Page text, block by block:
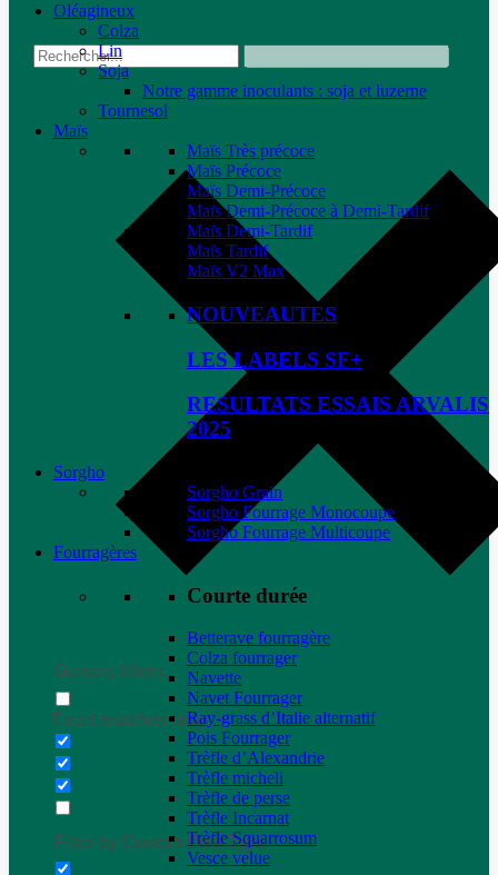
Generic filters
Exact matches only
Filter by Custom Post Type
Oléagineux
Colza
Lin
Soja
Notre gamme inoculants : soja et luzerne
Tournesol
Maïs
Maïs Très précoce
Maïs Précoce
Maïs Demi-Précoce
Maïs Demi-Précoce à Demi-Tardif
Maïs Demi-Tardif
Maïs Tardif
Maïs V2 Max
NOUVEAUTES
LES LABELS SF+
RESULTATS ESSAIS ARVALIS
2025
Sorgho
Sorgho Grain
Sorgho Fourrage Monocoupe
Sorgho Fourrage Multicoupe
Fourragères
Courte durée
Betterave fourragère
Colza fourrager
Navette
Navet Fourrager
Ray-grass d’Italie alternatif
Pois Fourrager
Trèfle d’Alexandrie
Trèfle micheli
Trèfle de perse
Trèfle Incarnat
Trèfle Squarrosum
Vesce velue